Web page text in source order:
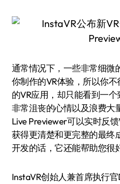
通常情况下，一些非常细微
你制作的VR体验，所以你
的VR应用，却只能看到一
非常沮丧的心情以及浪费大
Live Previewer可以实时反
获得更清楚和更完整的最终
开发的话，它还能帮助您很
InstaVR创始人兼首席执行